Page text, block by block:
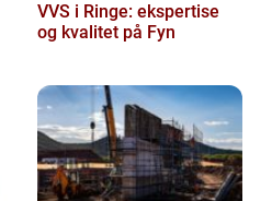
VVS i Ringe: ekspertise
og kvalitet på Fyn